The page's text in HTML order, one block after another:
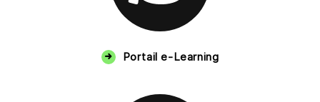
Portail e-Learning